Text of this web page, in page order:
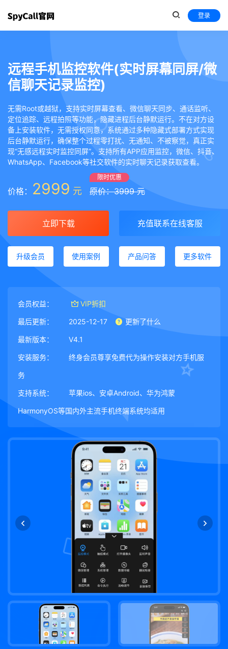
登录
远程手机监控软件(实时屏幕同屏/微
信聊天记录监控)
无需Root或越狱，支持实时屏幕查看、微信聊天同步、通话监听、
定位追踪、远程拍照等功能，隐藏进程后台静默运行。不在对方设
备上安装软件，无需授权同意，系统通过多种隐藏式部署方式实现
后台静默运行，确保整个过程零打扰、无通知、不被察觉，真正实
现“无感远程实时监控同屏”。支持所有APP应用监控，微信、抖音、
WhatsApp、Facebook等社交软件的实时聊天记录获取查看。
价格： 2999 元
限时优惠
原价：3999 元
立即下载 充值联系在线客服
升级会员 使用案例 产品问答 更多软件
会员权益： VIP折扣
最后更新： 2025-12-17 更新了什么
最新版本： V4.1
安装服务： 终身会员尊享免费代为操作安装对方手机服
务
支持系统： 苹果ios、安卓Android、华为鸿蒙
HarmonyOS等国内外主流手机终端系统均适用